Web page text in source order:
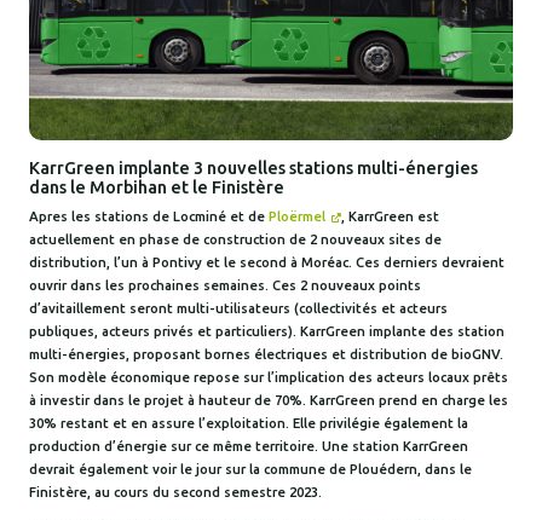
KarrGreen implante 3 nouvelles stations multi-énergies
dans le Morbihan et le Finistère
Apres les stations de Locminé et de Ploërmel
, KarrGreen est
actuellement en phase de construction de 2 nouveaux sites de
distribution, l’un à Pontivy et le second à Moréac. Ces derniers devraient
ouvrir dans les prochaines semaines. Ces 2 nouveaux points
d’avitaillement seront multi-utilisateurs (collectivités et acteurs
publiques, acteurs privés et particuliers). KarrGreen implante des station
multi-énergies, proposant bornes électriques et distribution de bioGNV.
Son modèle économique repose sur l’implication des acteurs locaux prêts
à investir dans le projet à hauteur de 70%. KarrGreen prend en charge les
30% restant et en assure l’exploitation. Elle privilégie également la
production d’énergie sur ce même territoire. Une station KarrGreen
devrait également voir le jour sur la commune de Plouédern, dans le
Finistère, au cours du second semestre 2023.